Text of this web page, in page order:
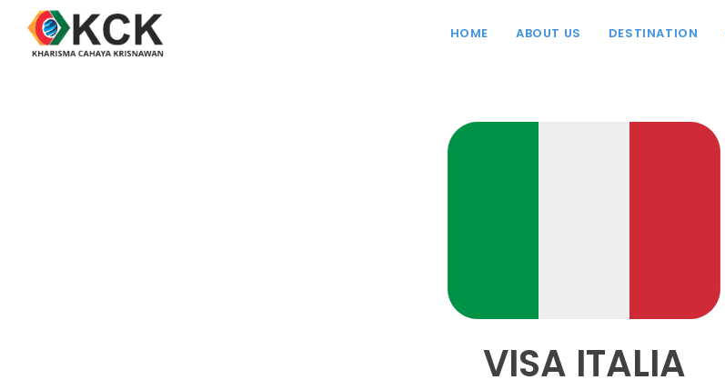
HOME ABOUT US DESTINATION
VISA ITALIA